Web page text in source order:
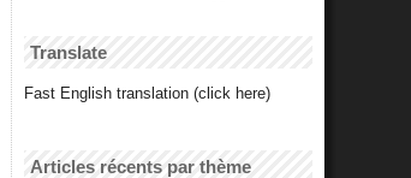
Translate
Fast English translation (click here)
Articles récents par thème